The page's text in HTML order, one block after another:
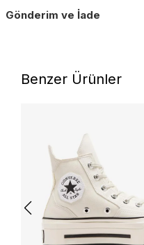
Gönderim ve İade
Benzer Ürünler